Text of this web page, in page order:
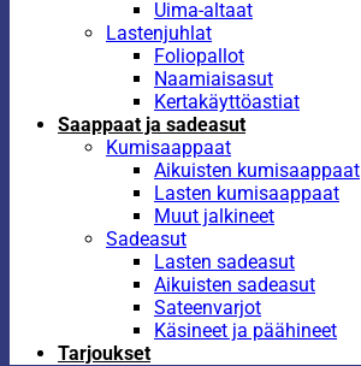
Uima-altaat
Lastenjuhlat
Foliopallot
Naamiaisasut
Kertakäyttöastiat
Saappaat ja sadeasut
Kumisaappaat
Aikuisten kumisaappaat
Lasten kumisaappaat
Muut jalkineet
Sadeasut
Lasten sadeasut
Aikuisten sadeasut
Sateenvarjot
Käsineet ja päähineet
Tarjoukset